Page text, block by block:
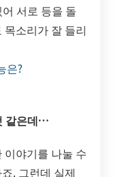
서로 등을 돌
소리가 잘 들리
은?
같은데…
이야기를 나눌 수
. 그런데 실제